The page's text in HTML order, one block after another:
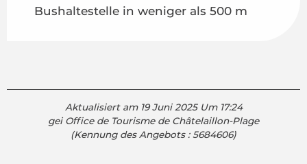
Bushaltestelle in weniger als 500 m
Aktualisiert am 19 Juni 2025 Um 17:24
gei Office de Tourisme de Châtelaillon-Plage
(Kennung des Angebots :5684606)